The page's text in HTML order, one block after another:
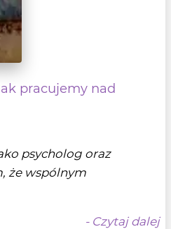
pracujemy nad
psycholog oraz
że wspólnym
- Czytaj dalej